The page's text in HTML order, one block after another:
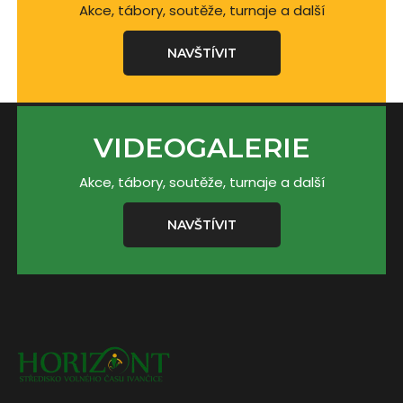
Akce, tábory, soutěže, turnaje a další
NAVŠTÍVIT
VIDEOGALERIE
Akce, tábory, soutěže, turnaje a další
NAVŠTÍVIT